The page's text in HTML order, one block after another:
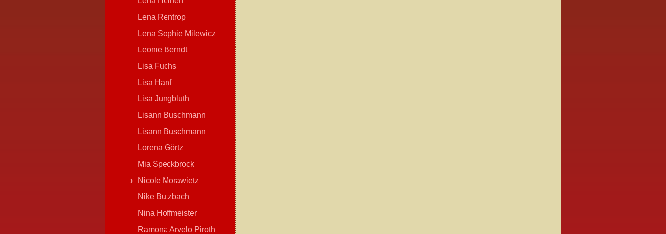
Lena Rentrop
Lena Sophie Milewicz
Leonie Berndt
Lisa Fuchs
Lisa Hanf
Lisa Jungbluth
Lisann Buschmann
Lisann Buschmann
Lorena Görtz
Mia Speckbrock
Nicole Morawietz
Nike Butzbach
Nina Hoffmeister
Ramona Arvelo Piroth